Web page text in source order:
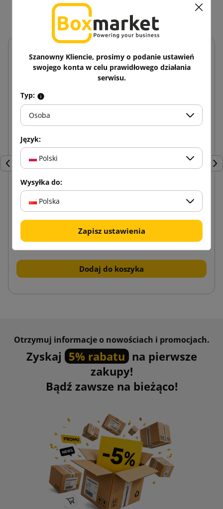
Poprzedni
Kątownik z tektury litej profil V 45x45x3mm
długość 700mm
0,97 zł
Dodaj do koszyka
Otrzymuj informacje o nowościach i promocjach.
Zyskaj 5% rabatu na pierwsze
zakupy!
Bądź zawsze na bieżąco!
Szanowny Kliencie, prosimy o podanie ustawień
swojego konta w celu prawidłowego działania
serwisu.
Typ:
Osoba
Język:
Polski
Wysyłka do:
Polska
Zapisz ustawienia